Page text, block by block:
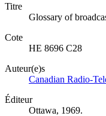
Titre
Glossary of
Cote
HE 8696 C28
Auteur(e)s
Canadian Radio-
Éditeur
Ottawa, 1969.